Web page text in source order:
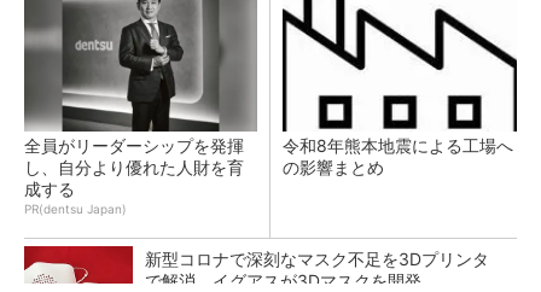
全員がリーダーシップを発揮
し、自分より優れた人財を育
成する
PR(dentsu Japan)
令和8年熊本地震による工場へ
の影響まとめ
新型コロナで深刻なマスク不足を3Dプリンタ
で解消、イグアスが3Dマスクを開発